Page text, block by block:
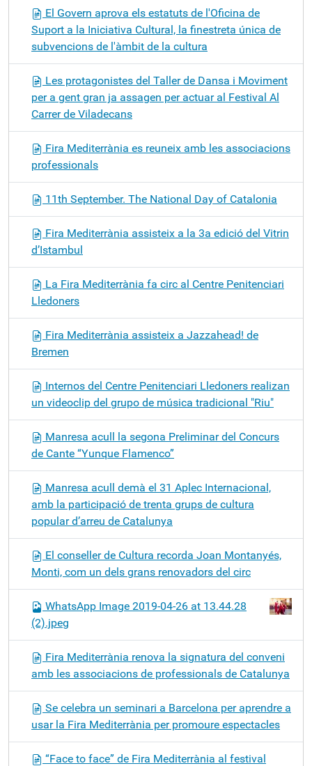
El Govern aprova els estatuts de l'Oficina de
Suport a la Iniciativa Cultural, la finestreta única de
subvencions de l'àmbit de la cultura
Les protagonistes del Taller de Dansa i Moviment
per a gent gran ja assagen per actuar al Festival Al
Carrer de Viladecans
Fira Mediterrània es reuneix amb les associacions
professionals
11th September. The National Day of Catalonia
Fira Mediterrània assisteix a la 3a edició del Vitrin
d’Istambul
La Fira Mediterrània fa circ al Centre Penitenciari
Lledoners
Fira Mediterrània assisteix a Jazzahead! de
Bremen
Internos del Centre Penitenciari Lledoners realizan
un videoclip del grupo de música tradicional "Riu"
Manresa acull la segona Preliminar del Concurs
de Cante “Yunque Flamenco”
Manresa acull demà el 31 Aplec Internacional,
amb la participació de trenta grups de cultura
popular d’arreu de Catalunya
El conseller de Cultura recorda Joan Montanyés,
Monti, com un dels grans renovadors del circ
WhatsApp Image 2019-04-26 at 13.44.28
(2).jpeg
Fira Mediterrània renova la signatura del conveni
amb les associacions de professionals de Catalunya
Se celebra un seminari a Barcelona per aprendre a
usar la Fira Mediterrània per promoure espectacles
“Face to face” de Fira Mediterrània al festival